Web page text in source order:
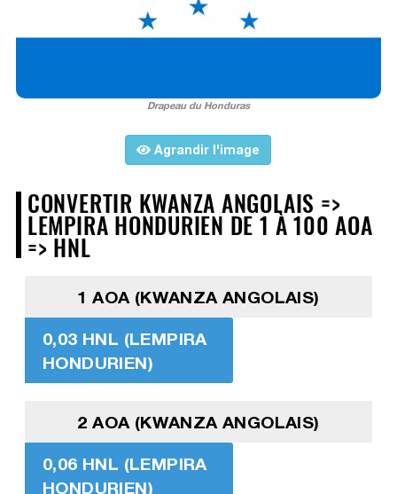
Drapeau du Honduras
Agrandir l'image
CONVERTIR KWANZA ANGOLAIS =>
LEMPIRA HONDURIEN DE 1 À 100 AOA
=> HNL
1 AOA (KWANZA ANGOLAIS)
0,03 HNL (LEMPIRA
HONDURIEN)
2 AOA (KWANZA ANGOLAIS)
0,06 HNL (LEMPIRA
HONDURIEN)